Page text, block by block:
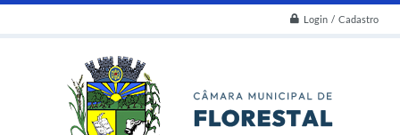
Login / Cadastro